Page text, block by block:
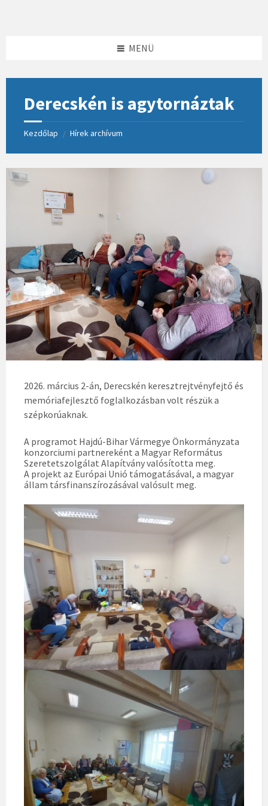
MENÜ
Derecskén is agytornáztak
Kezdőlap / Hírek archívum
2026. március 2-án, Derecskén keresztrejtvényfejtő és
memóriafejlesztő foglalkozásban volt részük a
szépkorúaknak.
A programot Hajdú-Bihar Vármegye Önkormányzata
konzorciumi partnereként a Magyar Református
Szeretetszolgálat Alapítvány valósította meg.
A projekt az Európai Unió támogatásával, a magyar
állam társfinanszírozásával valósult meg.